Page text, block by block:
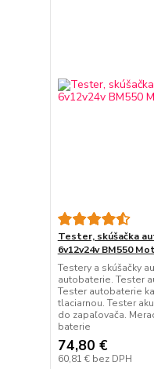
Tester, skúšačka
6v12v24v BM550
Testery a skúšačky
autobaterie. Tester
Tester autobaterie
tlaciarnou. Tester
do zapaľovača.
baterie
74,80 €
60,81 € bez DPH